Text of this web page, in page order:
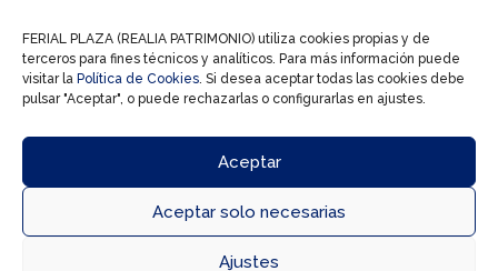
FERIAL PLAZA (REALIA PATRIMONIO) utiliza cookies propias y de
terceros para fines técnicos y analíticos. Para más información puede
visitar la Política de Cookies. Si desea aceptar todas las cookies debe
pulsar "Aceptar", o puede rechazarlas o configurarlas en ajustes.
Aceptar
Aceptar solo necesarias
Ajustes